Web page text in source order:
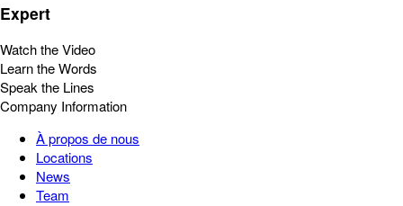
Expert
Watch the Video
Learn the Words
Speak the Lines
Company Information
À propos de nous
Locations
News
Team